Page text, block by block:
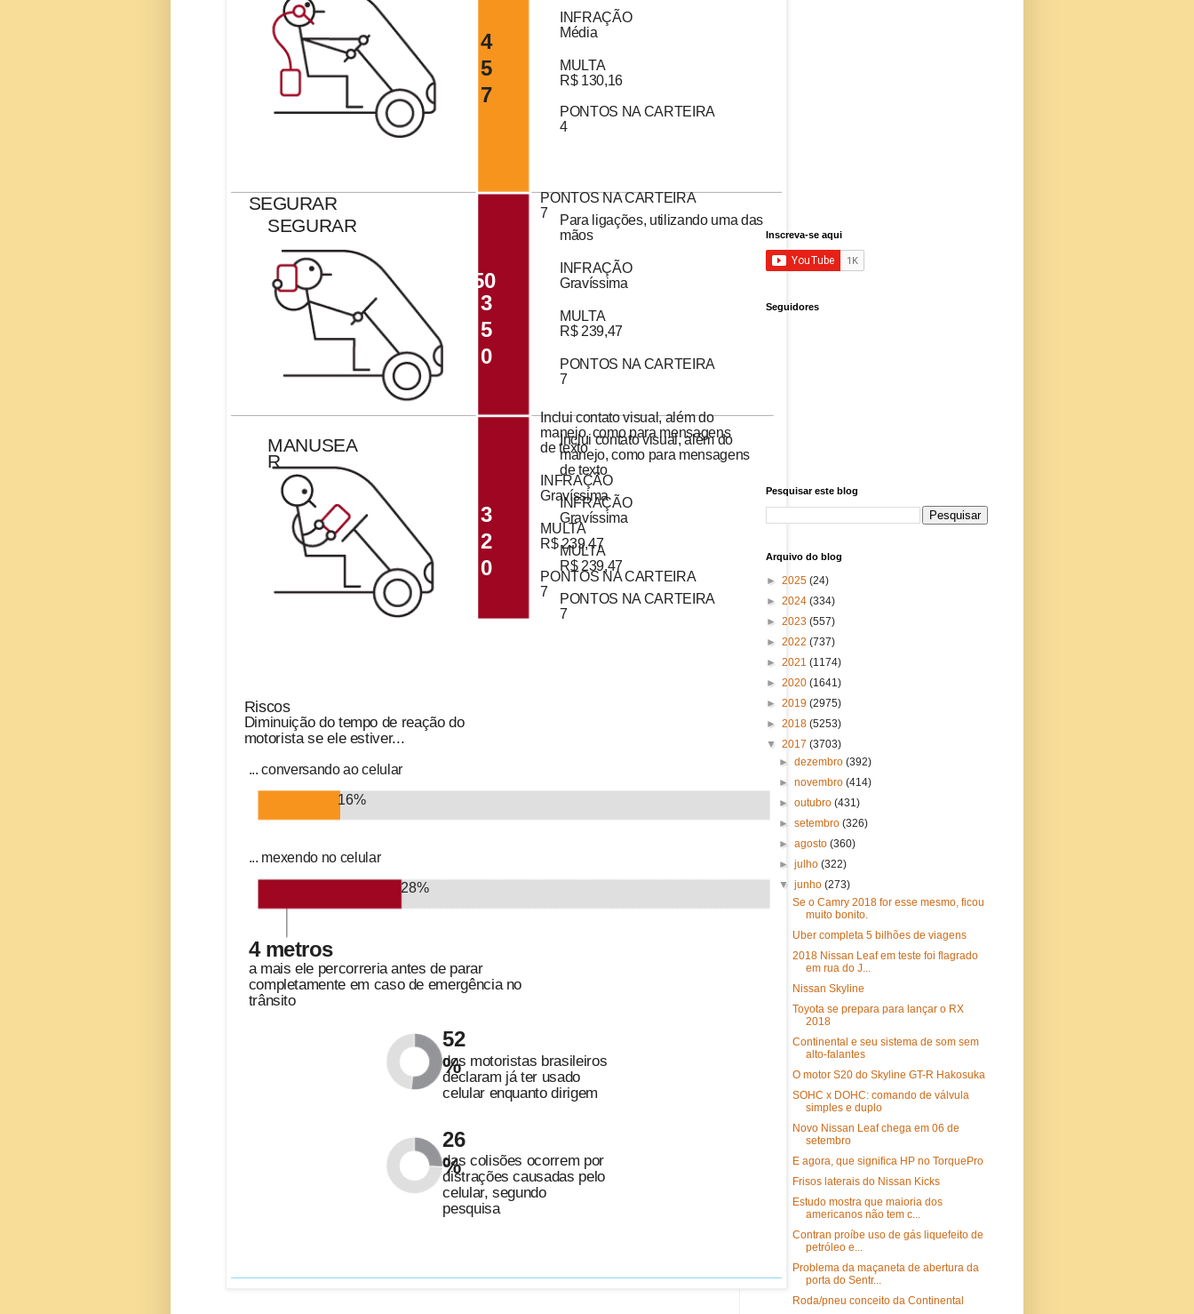
INFRAÇÃO
Média
MULTA
R$ 130,16
PONTOS NA CARTEIRA
4
4
5
7
Para ligações, utilizando uma das
mãos
INFRAÇÃO
Gravíssima
MULTA
R$ 239,47
PONTOS NA CARTEIRA
7
SEGURAR
3
5
0
Inclui contato visual, além do
manejo, como para mensagens
de texto
INFRAÇÃO
Gravíssima
MULTA
R$ 239,47
PONTOS NA CARTEIRA
7
MANUSEA
R
3
2
0
Riscos
Diminuição do tempo de reação do
motorista se ele estiver...
... conversando ao celular
16%
... mexendo no celular
28%
4 metros
a mais ele percorreria antes de parar
completamente em caso de emergência no
trânsito
52
%
dos motoristas brasileiros
declaram já ter usado
celular enquanto dirigem
26
%
das colisões ocorrem por
distrações causadas pelo
celular, segundo
pesquisa
PONTOS NA CARTEIRA
7
SEGURAR
350
Inclui contato visual, além do
manejo, como para mensagens
de texto
INFRAÇÃO
Gravíssima
MULTA
R$ 239,47
PONTOS NA CARTEIRA
7
Inscreva-se aqui
Seguidores
Pesquisar este blog
Arquivo do blog
► 2025 (24)
► 2024 (334)
► 2023 (557)
► 2022 (737)
► 2021 (1174)
► 2020 (1641)
► 2019 (2975)
► 2018 (5253)
▼ 2017 (3703)
►dezembro(392)
►novembro(414)
►outubro(431)
►setembro(326)
►agosto(360)
►julho(322)
▼junho(273)
Se o Camry 2018 for esse mesmo, ficou
muito bonito.
Uber completa 5 bilhões de viagens
2018 Nissan Leaf em teste foi flagrado
em rua do J...
Nissan Skyline
Toyota se prepara para lançar o RX
2018
Continental e seu sistema de som sem
alto-falantes
O motor S20 do Skyline GT-R Hakosuka
SOHC x DOHC: comando de válvula
simples e duplo
Novo Nissan Leaf chega em 06 de
setembro
E agora, que significa HP no TorquePro
Frisos laterais do Nissan Kicks
Estudo mostra que maioria dos
americanos não tem c...
Contran proíbe uso de gás liquefeito de
petróleo e...
Problema da maçaneta de abertura da
porta do Sentr...
Roda/pneu conceito da Continental